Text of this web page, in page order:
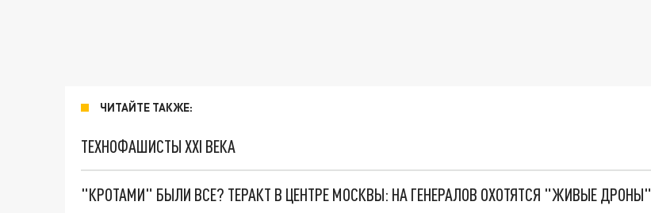
ЧИТАЙТЕ ТАКЖЕ:
ТЕХНОФАШИСТЫ XXI ВЕКА
"КРОТАМИ" БЫЛИ ВСЕ? ТЕРАКТ В ЦЕНТРЕ МОСКВЫ: НА ГЕНЕРАЛОВ ОХОТЯТСЯ "ЖИВЫЕ ДРОНЫ"